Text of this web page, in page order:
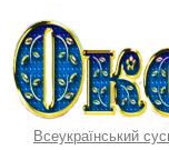
Всеукраїнський